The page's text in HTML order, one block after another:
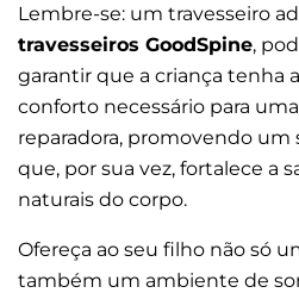
Lembre-se: um travesseiro
travesseiros GoodSpine,
garantir que a criança tenha
conforto necessário para
reparadora, promovendo um
que, por sua vez, fortalece a
naturais do corpo.
Ofereça ao seu filho não só
também um ambiente de